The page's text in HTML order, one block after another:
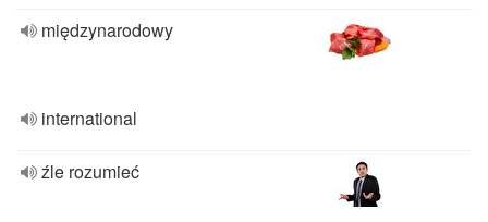
międzynarodowy
international
źle rozumieć